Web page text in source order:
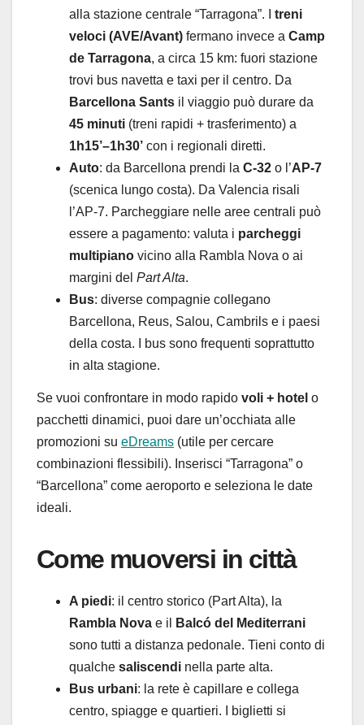
alla stazione centrale “Tarragona”. I treni
veloci (AVE/Avant) fermano invece a Camp
de Tarragona, a circa 15 km: fuori stazione
trovi bus navetta e taxi per il centro. Da
Barcellona Sants il viaggio può durare da
45 minuti (treni rapidi + trasferimento) a
1h15’–1h30’ con i regionali diretti.
Auto: da Barcellona prendi la C-32 o l’AP-7
(scenica lungo costa). Da Valencia risali
l’AP-7. Parcheggiare nelle aree centrali può
essere a pagamento: valuta i parcheggi
multipiano vicino alla Rambla Nova o ai
margini del Part Alta.
Bus: diverse compagnie collegano
Barcellona, Reus, Salou, Cambrils e i paesi
della costa. I bus sono frequenti soprattutto
in alta stagione.
Se vuoi confrontare in modo rapido voli + hotel o
pacchetti dinamici, puoi dare un’occhiata alle
promozioni su eDreams (utile per cercare
combinazioni flessibili). Inserisci “Tarragona” o
“Barcellona” come aeroporto e seleziona le date
ideali.
Come muoversi in città
A piedi: il centro storico (Part Alta), la
Rambla Nova e il
Balcó del Mediterrani
sono tutti a distanza pedonale. Tieni conto di
qualche saliscendi nella parte alta.
Bus urbani: la rete è capillare e collega
centro, spiagge e quartieri. I biglietti si